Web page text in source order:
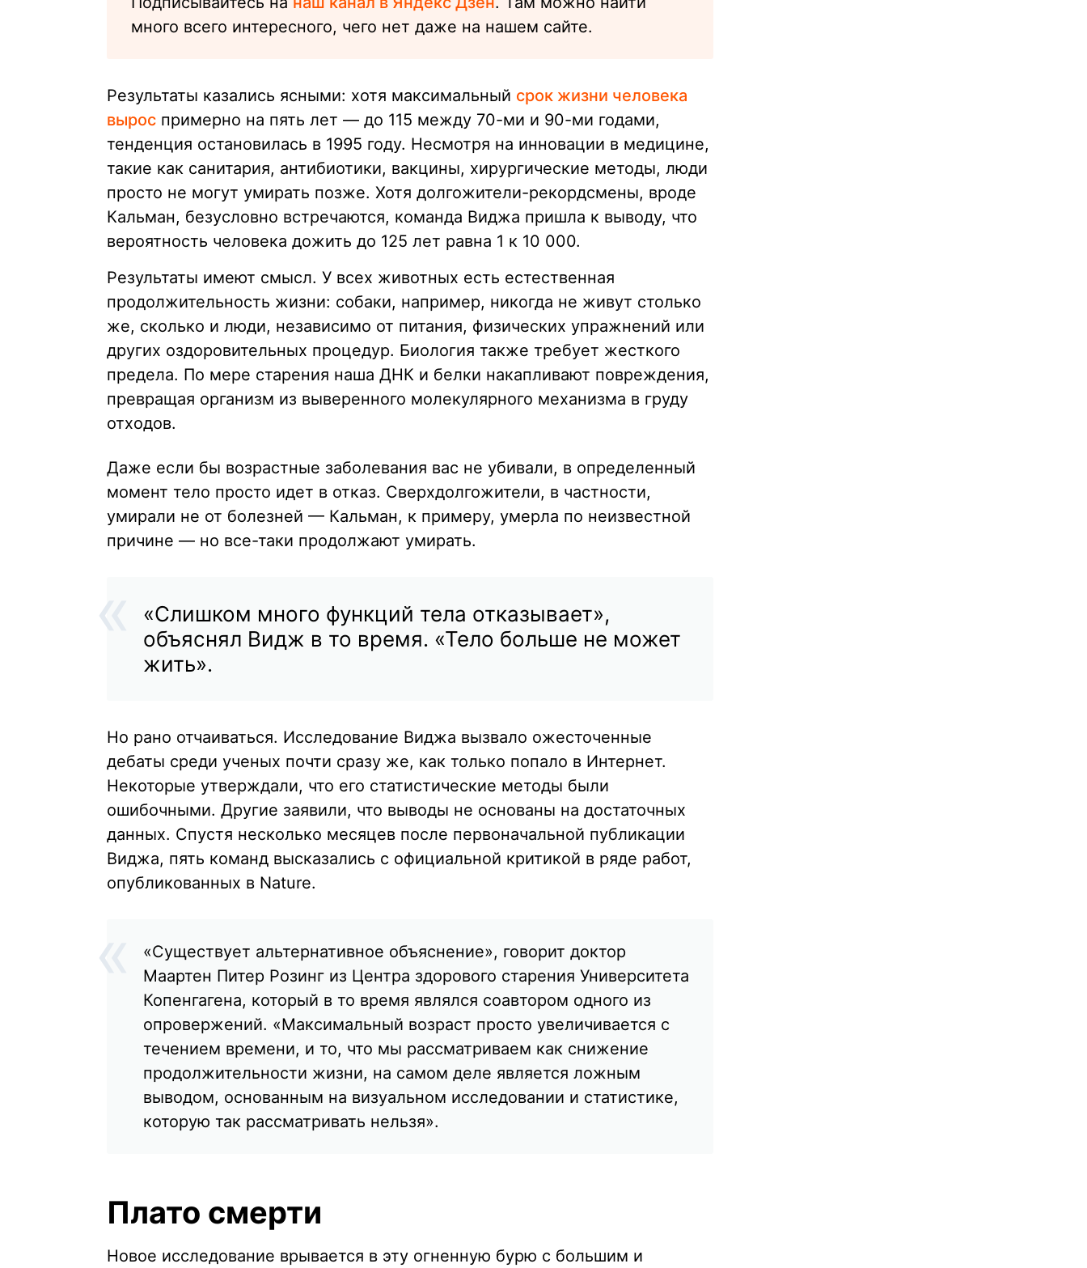
много всего интересного, чего нет даже на нашем сайте.
Результаты казались ясными: хотя максимальный срок жизни человека
вырос примерно на пять лет — до 115 между 70-ми и 90-ми годами,
тенденция остановилась в 1995 году. Несмотря на инновации в медицине,
такие как санитария, антибиотики, вакцины, хирургические методы, люди
просто не могут умирать позже. Хотя долгожители-рекордсмены, вроде
Кальман, безусловно встречаются, команда Виджа пришла к выводу, что
вероятность человека дожить до 125 лет равна 1 к 10 000.
Результаты имеют смысл. У всех животных есть естественная
продолжительность жизни: собаки, например, никогда не живут столько
же, сколько и люди, независимо от питания, физических упражнений или
других оздоровительных процедур. Биология также требует жесткого
предела. По мере старения наша ДНК и белки накапливают повреждения,
превращая организм из выверенного молекулярного механизма в груду
отходов.
Даже если бы возрастные заболевания вас не убивали, в определенный
момент тело просто идет в отказ. Сверхдолгожители, в частности,
умирали не от болезней — Кальман, к примеру, умерла по неизвестной
причине — но все-таки продолжают умирать.
«Слишком много функций тела отказывает»,
объяснял Видж в то время. «Тело больше не может
жить».
Но рано отчаиваться. Исследование Виджа вызвало ожесточенные
дебаты среди ученых почти сразу же, как только попало в Интернет.
Некоторые утверждали, что его статистические методы были
ошибочными. Другие заявили, что выводы не основаны на достаточных
данных. Спустя несколько месяцев после первоначальной публикации
Виджа, пять команд высказались с официальной критикой в ряде работ,
опубликованных в Nature.
«Существует альтернативное объяснение», говорит доктор
Маартен Питер Розинг из Центра здорового старения Университета
Копенгагена, который в то время являлся соавтором одного из
опровержений. «Максимальный возраст просто увеличивается с
течением времени, и то, что мы рассматриваем как снижение
продолжительности жизни, на самом деле является ложным
выводом, основанным на визуальном исследовании и статистике,
которую так рассматривать нельзя».
Плато смерти
Новое исследование врывается в эту огненную бурю с большим и